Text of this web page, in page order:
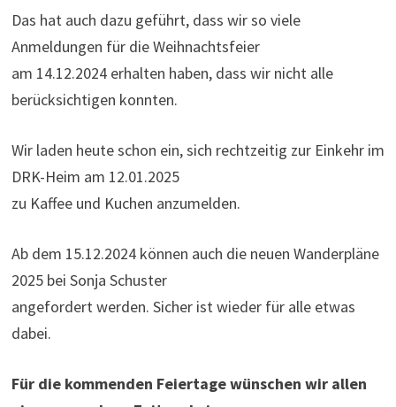
Das hat auch dazu geführt, dass wir so viele
Anmeldungen für die Weihnachtsfeier
am 14.12.2024 erhalten haben, dass wir nicht alle
berücksichtigen konnten.
Wir laden heute schon ein, sich rechtzeitig zur Einkehr im
DRK-Heim am 12.01.2025
zu Kaffee und Kuchen anzumelden.
Ab dem 15.12.2024 können auch die neuen Wanderpläne
2025 bei Sonja Schuster
angefordert werden. Sicher ist wieder für alle etwas
dabei.
Für die kommenden Feiertage wünschen wir allen